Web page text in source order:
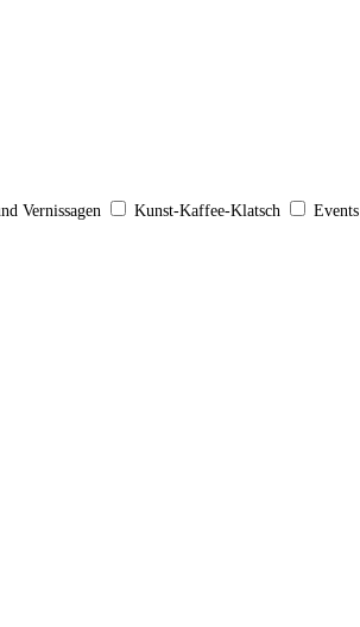
Vernissagen Kunst-Kaffee-Klatsch Events